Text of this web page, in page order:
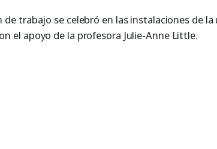
de trabajo se celebró en las instalaciones de
el apoyo de la profesora Julie-Anne Little.